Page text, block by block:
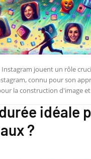
Instagram jouent un rôle
connu pour son
la construction d'image
idéale
?